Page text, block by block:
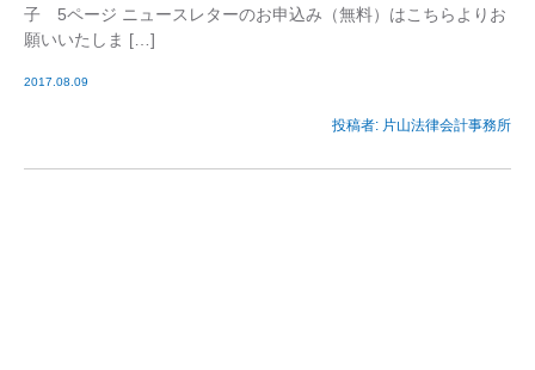
子 5ページ ニュースレターのお申込み（無料）はこちらよりお
願いいたしま […]
2017.08.09
投稿者: 片山法律会計事務所